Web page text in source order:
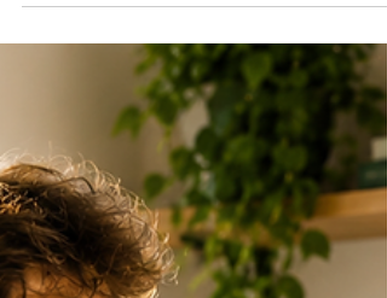
gérer le stress, dépasser tes doutes et
avancer sereinement.